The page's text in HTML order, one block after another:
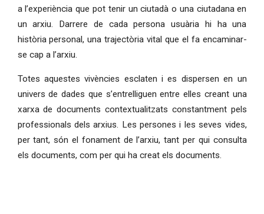
a l’experiència que pot tenir un ciutadà o una ciutadana en
un arxiu. Darrere de cada persona usuària hi ha una
història personal, una trajectòria vital que el fa encaminar-
se cap a l’arxiu.
Totes aquestes vivències esclaten i es dispersen en un
univers de dades que s’entrelliguen entre elles creant una
xarxa de documents contextualitzats constantment pels
professionals dels arxius. Les persones i les seves vides,
per tant, són el fonament de l’arxiu, tant per qui consulta
els documents, com per qui ha creat els documents.